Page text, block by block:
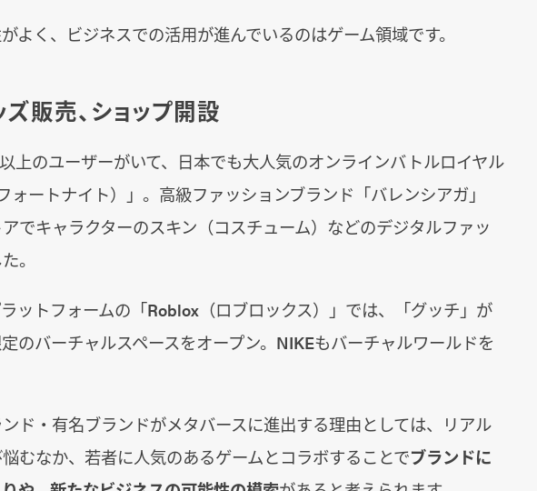
よく、ビジネスでの活用が進んでいるのはゲーム領域です。
販売、ショップ開設
上のユーザーがいて、日本でも大人気のオンラインバトルロイヤル
ォートナイト）」。高級ファッションブランド「バレンシアガ」
でキャラクターのスキン（コスチューム）などのデジタルファッ
。
ットフォームの「Roblox（ロブロックス）」では、「グッチ」が
のバーチャルスペースをオープン。NIKEもバーチャルワールドを
ド・有名ブランドがメタバースに進出する理由としては、リアル
むなか、若者に人気のあるゲームとコラボすることでブランドに